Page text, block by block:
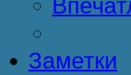
Заметки